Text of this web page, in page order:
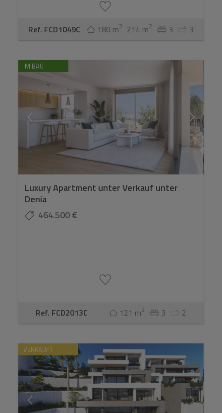
Ref. FCD1049C 180 m2 214 m2 3 3
IM BAU
Luxury Apartment unter Verkauf unter
Denia
464.500 €
Ref. FCD2013C 121 m2 3 2
VERKAUFT